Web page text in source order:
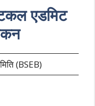
एडमिट
(BSEB)